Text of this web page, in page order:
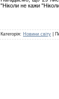
"Ніколи не кажи
Категорія: Новини світу |